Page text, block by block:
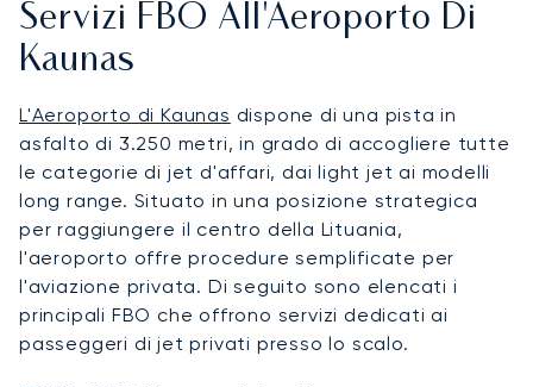
Servizi FBO All'Aeroporto Di
Kaunas
L'Aeroporto di Kaunas dispone di una pista in
asfalto di 3.250 metri, in grado di accogliere tutte
le categorie di jet d'affari, dai light jet ai modelli
long range. Situato in una posizione strategica
per raggiungere il centro della Lituania,
l'aeroporto offre procedure semplificate per
l'aviazione privata. Di seguito sono elencati i
principali FBO che offrono servizi dedicati ai
passeggeri di jet privati presso lo scalo.